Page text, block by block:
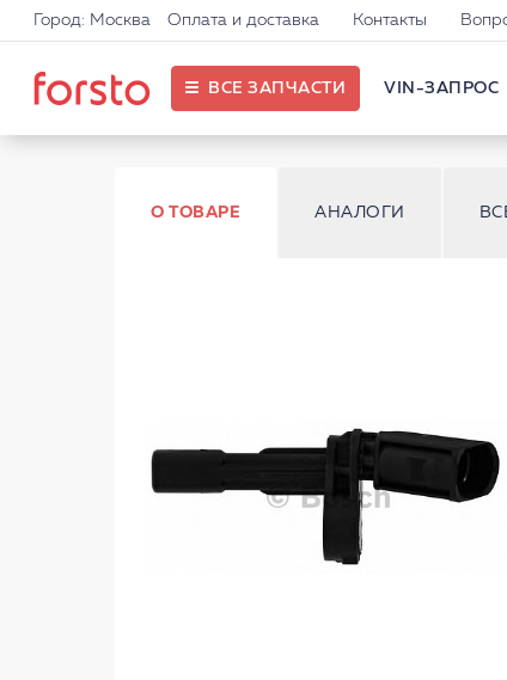
Город: Москва Оплата и доставка Контакты
ВСЕ ЗАПЧАСТИ VIN-ЗАПРОС
О ТОВАРЕ АНАЛОГИ